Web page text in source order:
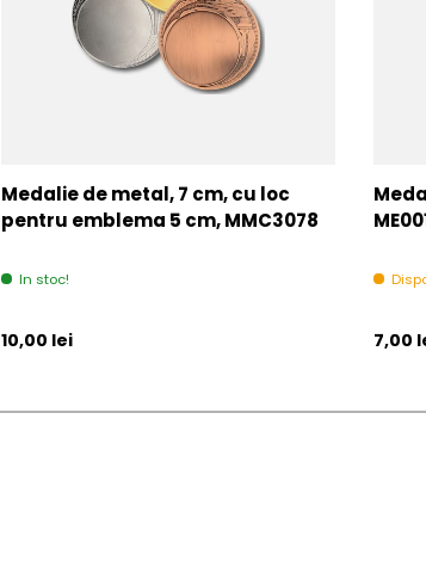
Medalie de metal, 7 cm, cu loc
pentru emblema 5 cm, MMC3078
In stoc!
Pret initial
10,00 lei Pret
7,00